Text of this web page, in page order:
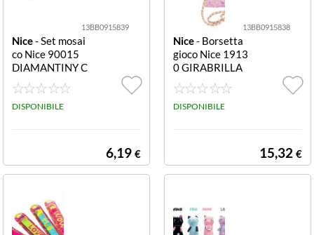
13BB0915839
Nice- Set mosai
co Nice 90015
DIAMANTINY C
rystal Unicorn A
ssortito Crystal
Unicorn
DISPONIBILE
6,19 €
13BB0915838
Nice- Borsetta
gioco Nice 1913
0 GIRABRILLA
Bauletto Assort
ito Bauletto
DISPONIBILE
15,32 €